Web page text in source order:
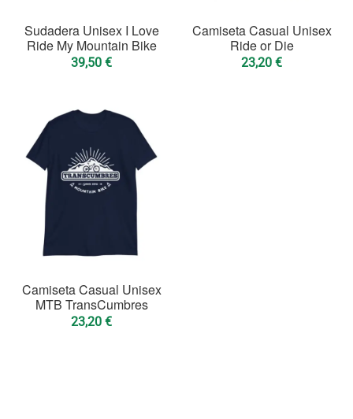
Sudadera Unisex I Love
Ride My Mountain Bike
39,50 €
Camiseta Casual Unisex
Ride or Die
23,20 €
Camiseta Casual Unisex
MTB TransCumbres
23,20 €